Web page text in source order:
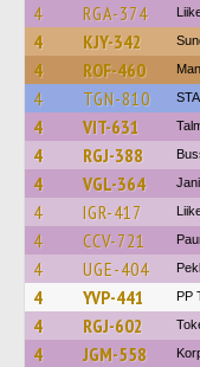
4 RGA-374
4 KJY-342
4 ROF-460
4 TGN-810 STA
4 VIT-631
4 RGJ-388
4 VGL-364
4 IGR-417
4 CCV-721
4 UGE-404
4 YVP-441 PP
4 RGJ-602
4 JGM-558